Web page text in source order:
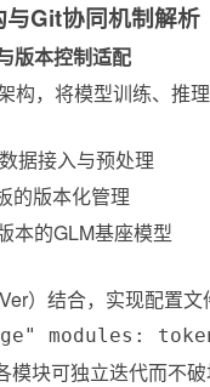
Git协同机制解析
版本控制适配
构，将模型训练、推
据接入与预处理
的版本化管理
本的GLM基座模型
）结合，实现配置
modules:
模块可独立迭代而不